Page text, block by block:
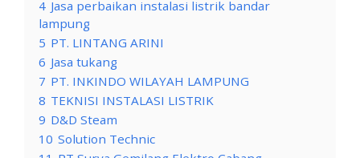
4 Jasa perbaikan instalasi listrik bandar
lampung
5 PT. LINTANG ARINI
6 Jasa tukang
7 PT. INKINDO WILAYAH LAMPUNG
8 TEKNISI INSTALASI LISTRIK
9 D&D Steam
10 Solution Technic